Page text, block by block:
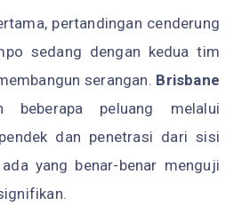
pertandingan cenderung
sedang dengan kedua tim
serangan. Brisbane
beberapa peluang melalui
dan penetrasi dari sisi
yang benar-benar menguji